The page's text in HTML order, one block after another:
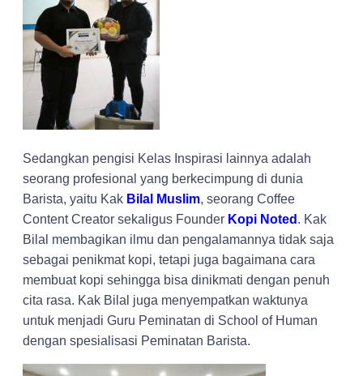
Sedangkan pengisi Kelas Inspirasi lainnya adalah
seorang profesional yang berkecimpung di dunia
Barista, yaitu Kak Bilal Muslim, seorang Coffee
Content Creator sekaligus Founder Kopi Noted . Kak
Bilal membagikan ilmu dan pengalamannya tidak saja
sebagai penikmat kopi, tetapi juga bagaimana cara
membuat kopi sehingga bisa dinikmati dengan penuh
cita rasa. Kak Bilal juga menyempatkan waktunya
untuk menjadi Guru Peminatan di School of Human
dengan spesialisasi Peminatan Barista.